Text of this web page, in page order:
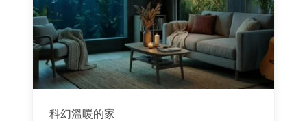
科幻溫暖的家